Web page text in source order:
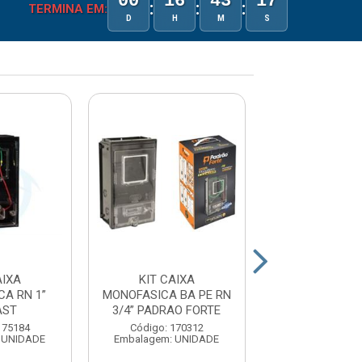
TERMINA EM:
D : H : M : S
RN 1”
KIT CAIXA
MONOFASICA BA PE RN
3/4” PADRAO FORTE
Código: 170312
Embalagem: UNIDADE